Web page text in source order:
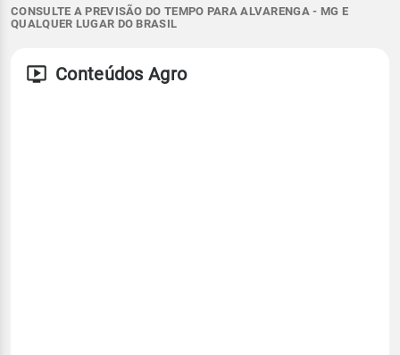
CONSULTE A PREVISÃO DO TEMPO PARA ALVARENGA - MG E
QUALQUER LUGAR DO BRASIL
Conteúdos Agro